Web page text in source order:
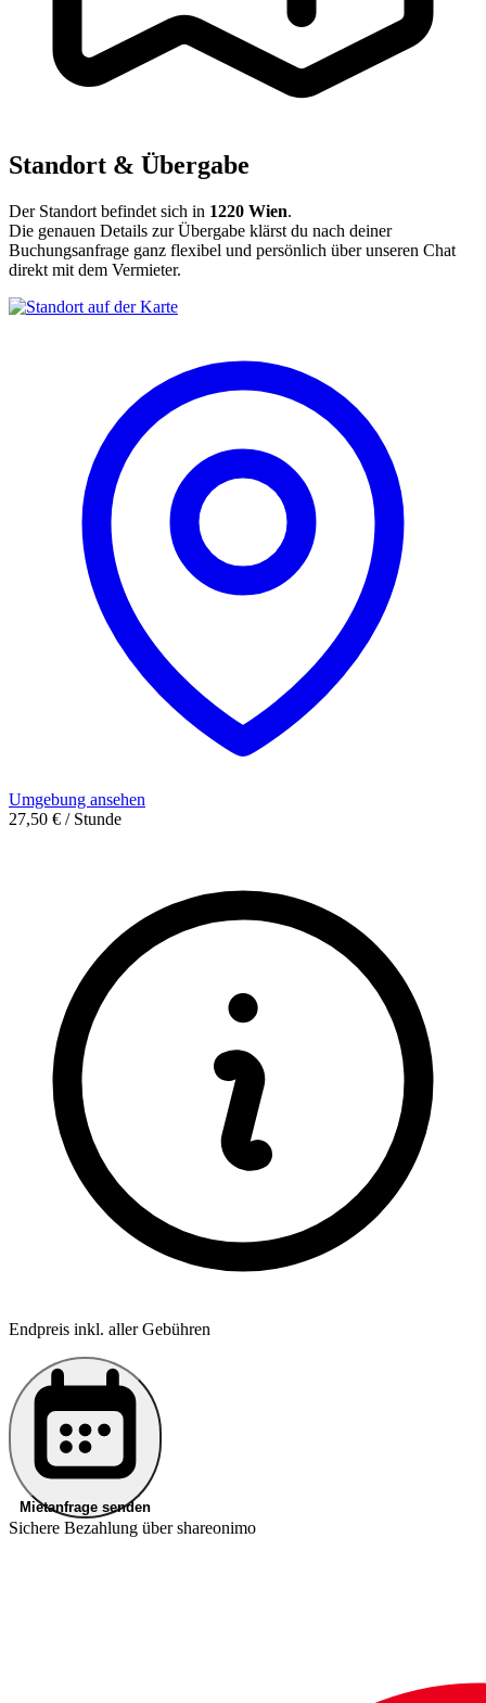
Standort & Übergabe
Der Standort befindet sich in 1220 Wien.
Die genauen Details zur Übergabe klärst du nach deiner
Buchungsanfrage ganz flexibel und persönlich über unseren Chat
direkt mit dem Vermieter.
Umgebung ansehen
27,50 € / Stunde
Endpreis inkl. aller Gebühren
Mietanfrage senden
Sichere Bezahlung über shareonimo